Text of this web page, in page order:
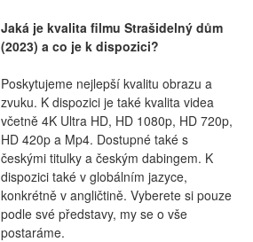
Jaká je kvalita filmu Strašidelný dům
(2023) a co je k dispozici?
Poskytujeme nejlepší kvalitu obrazu a
zvuku. K dispozici je také kvalita videa
včetně 4K Ultra HD, HD 1080p, HD 720p,
HD 420p a Mp4. Dostupné také s
českými titulky a českým dabingem. K
dispozici také v globálním jazyce,
konkrétně v angličtině. Vyberete si pouze
podle své představy, my se o vše
postaráme.